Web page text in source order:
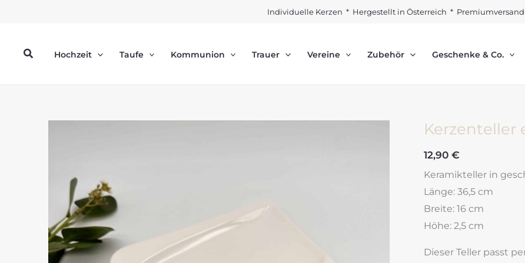
Individuelle Kerzen * Hergestellt in Österreich * Premiumversand
SuchenHochzeit Taufe Kommunion Trauer Vereine Zubehör Geschenke & Co.
Kerzenteller
12,90 €
Keramikteller in
Länge: 36,5 cm
Breite: 16 cm
Höhe: 2,5 cm
Dieser Teller passt